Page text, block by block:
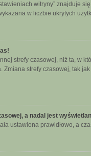
witryny” znajduje
w liczbie ukrytych
strefy czasowej, niż ta, w
Zmiana strefy czasowej, tak
a nadal jest
ustawiona prawidłowo, a